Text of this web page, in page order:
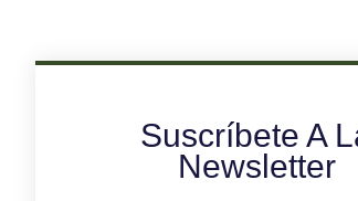
Suscríbete A
Newsletter